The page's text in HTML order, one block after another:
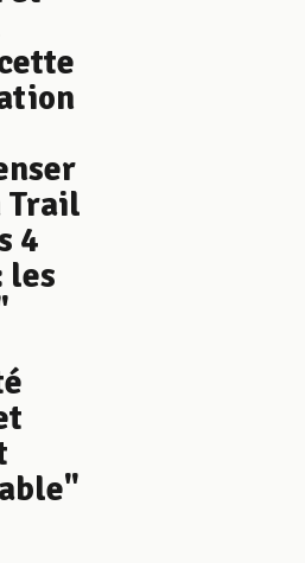
Trail
4
les